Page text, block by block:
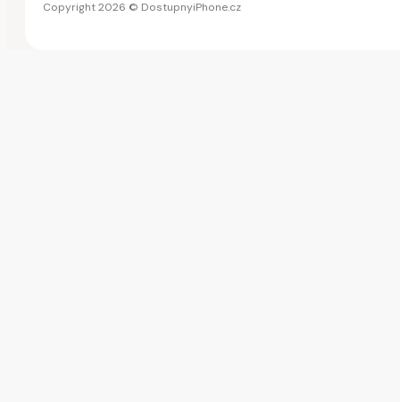
Copyright 2026 © DostupnyiPhone.cz